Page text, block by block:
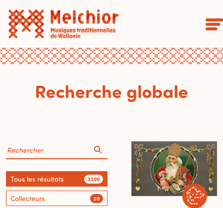
Recherche globale
Tous les résultats 3300
Collecteurs 20